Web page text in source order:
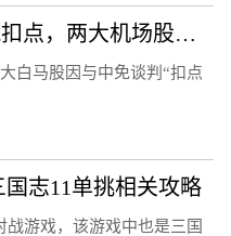
财报掘金丨传闻调整免税扣点，两大机场股连跌3日!首批航空股中报、7月航运数据均报喜，航空板块大周期何时兑现？
白马股因与中免谈判“扣点
志11单挑相关攻略
游戏，该游戏中也是三国